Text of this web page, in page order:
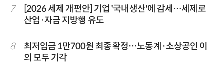
7
[2026 세제 개편안] 기업 '국내생산'에 감세…세제로
산업·자금 지방행 유도
8
최저임금 1만700원 최종 확정…노동계·소상공인 이
의 모두 기각